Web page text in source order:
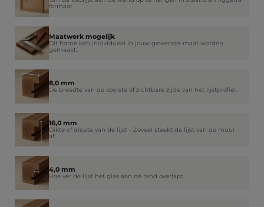
formaat
Maatwerk mogelijk
Dit frame kan individueel in jouw gewenste maat worden
gemaakt.
8,0 mm
De breedte van de voorste of zichtbare zijde van het lijstprofiel.
16,0 mm
Dikte of diepte van de lijst - Zoveel steekt de lijst van de muur
af.
4,0 mm
Hoe ver de lijst het glas aan de rand overlapt